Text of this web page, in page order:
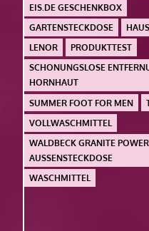
EIS.DE GESCHENKBOX
GARTENSTECKDOSE
LENOR
PRODUKTTEST
SCHONUNGSLOSE
HORNHAUT
SUMMER FOOT FOR MEN
VOLLWASCHMITTEL
WALDBECK GRANITE POWER.
AUSSENSTECKDOSE
WASCHMITTEL